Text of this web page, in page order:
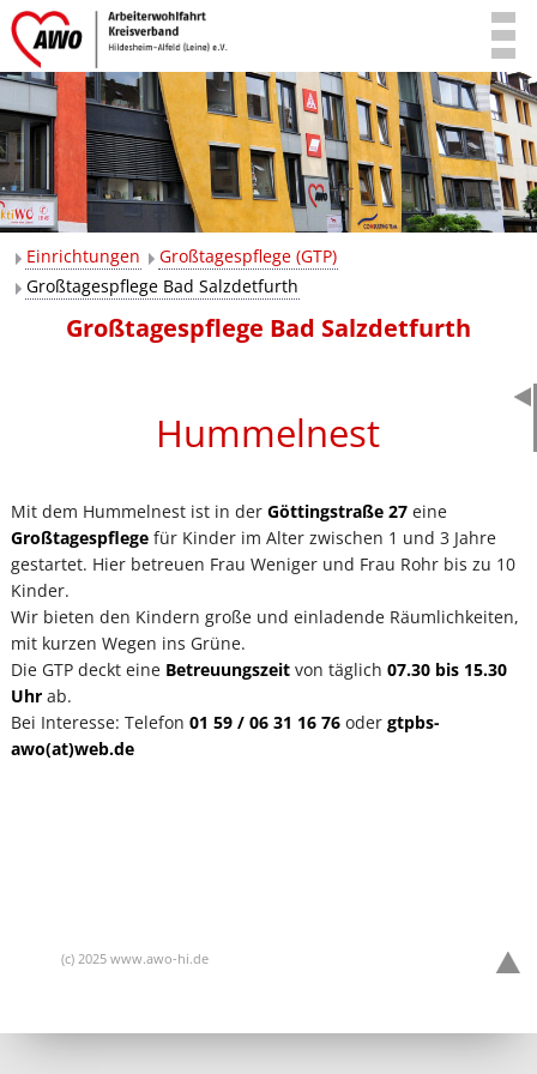
Einrichtungen
Großtagespflege (GTP)
Großtagespflege Bad Salzdetfurth
Großtagespflege Bad Salzdetfurth
Hummelnest
Mit dem Hummelnest ist in derGöttingstraße 27eine
Großtagespflegefür Kinder im Alter zwischen 1 und 3 Jahre
gestartet. Hier betreuen Frau Weniger und Frau Rohr bis zu 10
Kinder.
Wir bieten den Kindern große und einladende Räumlichkeiten,
mit kurzen Wegen ins Grüne.
Die GTP deckt eine Betreuungszeitvon täglich 07.30 bis 15.30
Uhrab.
Bei Interesse: Telefon 01 59 / 06 31 16 76oder gtpbs-
awo(at)web.de
(c) 2025 www.awo-hi.de